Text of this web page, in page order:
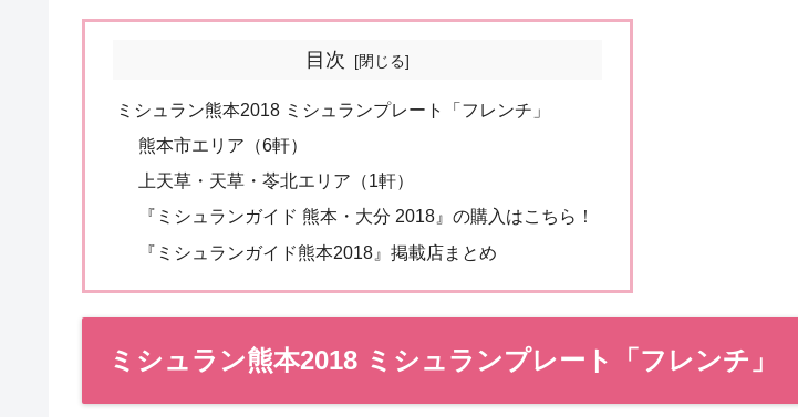
目次
ミシュラン熊本2018 ミシュランプレート「フレンチ」
熊本市エリア（6軒）
上天草・天草・苓北エリア（1軒）
『ミシュランガイド 熊本・大分 2018』の購入はこちら！
『ミシュランガイド熊本2018』掲載店まとめ
ミシュラン熊本2018 ミシュランプレート「フレンチ」